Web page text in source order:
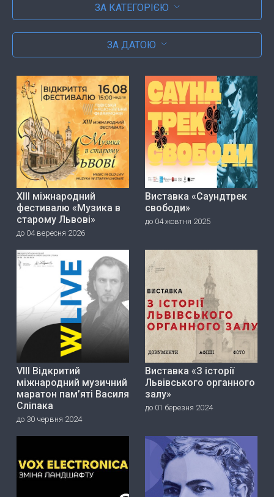
ЗА КАТЕГОРІЄЮ
ЗА ДАТОЮ
ХІІІ міжнародний
фестивалю «Музика в
старому Львові»
до 04 вересня 2026
Виставка «Саундтрек
свободи»
до 04 жовтня 2025
VIII Відкритий
міжнародний музичний
маратон пам’яті Василя
Сліпака
до 30 червня 2024
Виставка «З історії
Львівського органного
залу»
до 01 березня 2024